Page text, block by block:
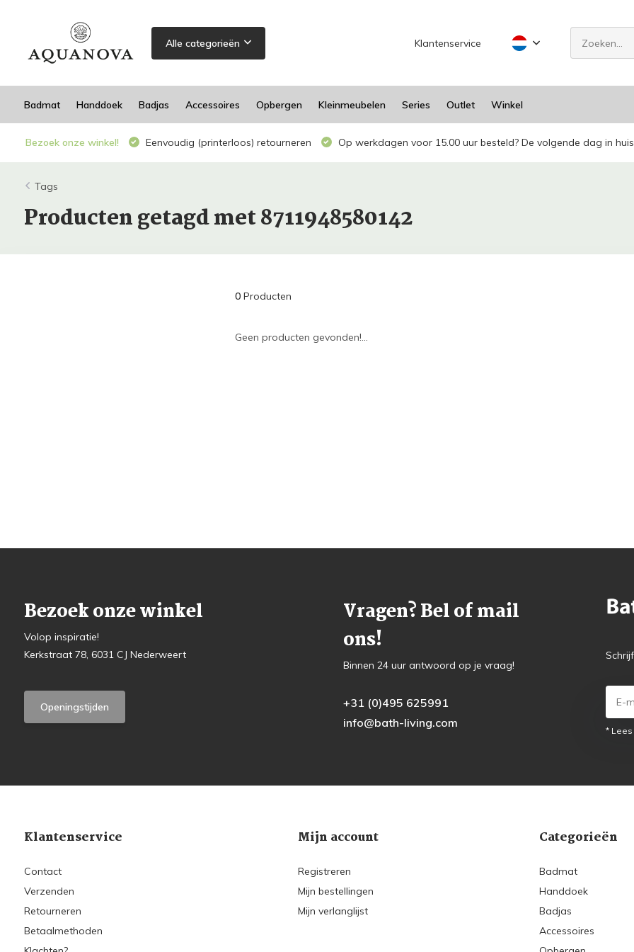
Alle categorieën Klantenservice
Badmat Handdoek Badjas Accessoires Opbergen Kleinmeubelen Series Outlet Winkel
Bezoek onze winkel! Eenvoudig (printerloos) retourneren Op werkdagen voor 15.00 uur besteld? De volgende dag in
Tags
Producten getagd met 8711948580142
0Producten
Geen producten gevonden!...
Bezoek onze winkel
Volop inspiratie!
Kerkstraat 78, 6031 CJ Nederweert
Openingstijden
Vragen? Bel of mail
ons!
Binnen 24 uur antwoord op je vraag!
+31 (0)495 625991
info@bath-living.com
*
Klantenservice
Contact
Verzenden
Retourneren
Betaalmethoden
Mijn account
Registreren
Mijn bestellingen
Mijn verlanglijst
Categorieën
Badmat
Handdoek
Badjas
Accessoires